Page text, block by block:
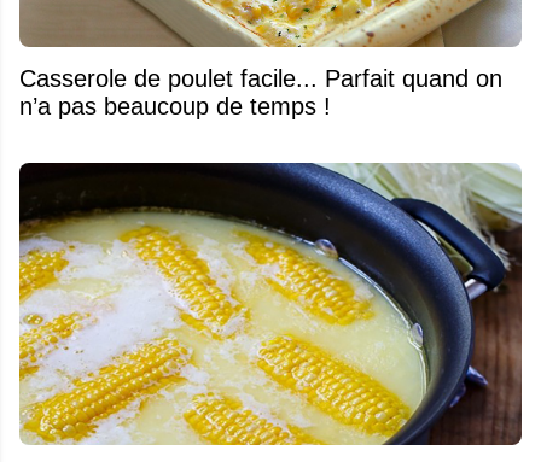
Casserole de poulet facile... Parfait quand on
n’a pas beaucoup de temps !